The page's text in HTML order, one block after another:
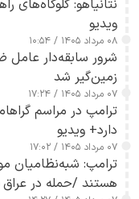
نتانیاهو: گلوگاه‌های
ویدیو
۰۸ مرداد ۱۴۰۵ / ۱۰:۵۴
شرور سابقه‌دار عامل
زمین‌گیر شد
۰۷ مرداد ۱۴۰۵ / ۱۷:۲۴
ترامپ در مراسم
دارد+ ویدیو
۰۷ مرداد ۱۴۰۵ / ۱۷:۰۲
ترامپ: شبه‌نظامیان
هستند /حمله در عراق